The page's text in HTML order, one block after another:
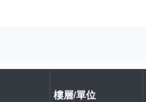
樓層/單位